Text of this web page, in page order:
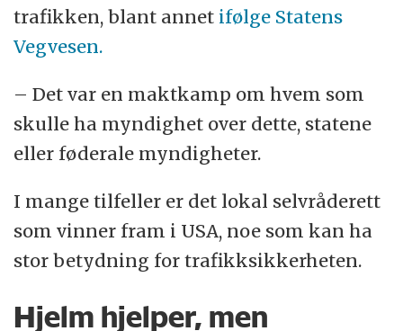
trafikken, blant annet ifølge Statens
Vegvesen.
– Det var en maktkamp om hvem som
skulle ha myndighet over dette, statene
eller føderale myndigheter.
I mange tilfeller er det lokal selvråderett
som vinner fram i USA, noe som kan ha
stor betydning for trafikksikkerheten.
Hjelm hjelper, men